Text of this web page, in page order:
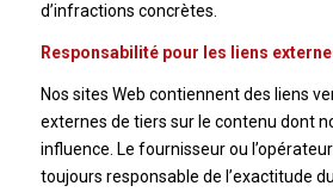
d’infractions concrètes.
Responsabilité pour les liens
Nos sites Web contiennent des liens
externes de tiers sur le contenu dont
influence. Le fournisseur ou
toujours responsable de l’exactitude